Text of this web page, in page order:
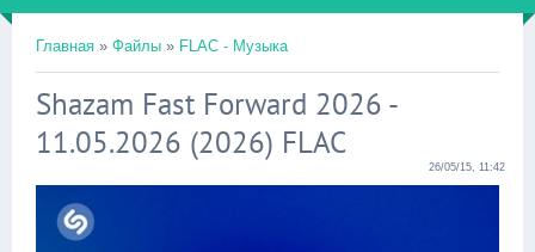
Главная » Файлы » FLAC - Музыка
Shazam Fast Forward 2026 -
11.05.2026 (2026) FLAC
26/05/15, 11:42